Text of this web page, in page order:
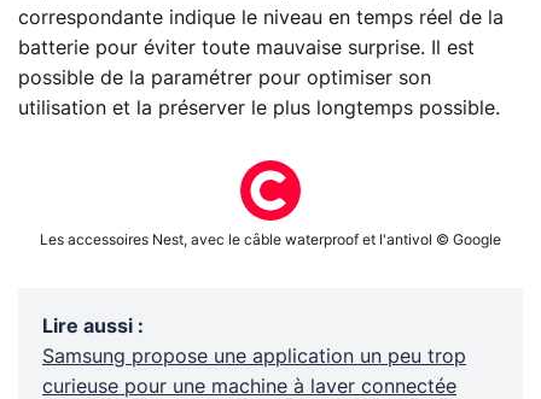
correspondante indique le niveau en temps réel de la
batterie pour éviter toute mauvaise surprise. Il est
possible de la paramétrer pour optimiser son
utilisation et la préserver le plus longtemps possible.
Les accessoires Nest, avec le câble waterproof et l'antivol © Google
Lire aussi :
Samsung propose une application un peu trop
curieuse pour une machine à laver connectée